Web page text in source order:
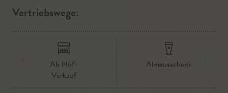
Vertriebswege:
Ab Hof-
Verkauf
Almausschank